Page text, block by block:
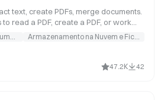
text, create PDFs, merge documents.
to read a PDF, create a PDF, or work
Processamento de documentos Armazenamento na Nuvem e Ficheiro
47.2K 42